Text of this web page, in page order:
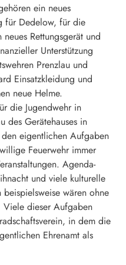
ein neues
für Dedelow, für die
Rettungsgerät und
Unterstützung
Prenzlau und
Einsatzkleidung und
neue Helme.
die Jugendwehr in
des Gerätehauses in
eigentlichen Aufgaben
Feuerwehr immer
Agenda-
und viele kulturelle
wären ohne
Viele dieser Aufgaben
in dem die
Ehrenamt als